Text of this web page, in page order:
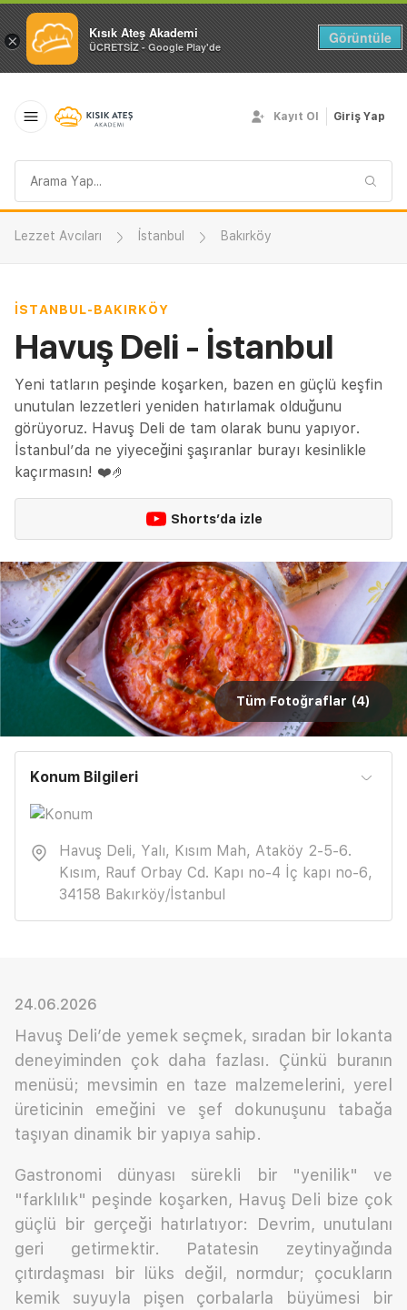
× Kısık Ateş Akademi
ÜCRETSİZ - Google Play'de
Görüntüle
sorgusu
Kayıt Ol Giriş Yap
Lezzet Avcıları İstanbul Bakırköy
İSTANBUL-BAKIRKÖY
Havuş Deli - İstanbul
Yeni tatların peşinde koşarken, bazen en güçlü keşfin
unutulan lezzetleri yeniden hatırlamak olduğunu
görüyoruz. Havuş Deli de tam olarak bunu yapıyor.
İstanbul’da ne yiyeceğini şaşıranlar burayı kesinlikle
kaçırmasın! ❤️🤌
Shorts’da izle
Tüm Fotoğraflar (4)
Konum Bilgileri
Havuş Deli, Yalı, Kısım Mah, Ataköy 2-5-6.
Kısım, Rauf Orbay Cd. Kapı no-4 İç kapı no-6,
34158 Bakırköy/İstanbul
24.06.2026
Havuş Deli’de yemek seçmek, sıradan bir lokanta
deneyiminden çok daha fazlası. Çünkü buranın
menüsü; mevsimin en taze malzemelerini, yerel
üreticinin emeğini ve şef dokunuşunu tabağa
taşıyan dinamik bir yapıya sahip.
Gastronomi dünyası sürekli bir "yenilik" ve
"farklılık" peşinde koşarken, Havuş Deli bize çok
güçlü bir gerçeği hatırlatıyor: Devrim, unutulanı
geri getirmektir. Patatesin zeytinyağında
çıtırdaşması bir lüks değil, normdur; çocukların
kemik suyuyla pişen çorbalarla büyümesi bir